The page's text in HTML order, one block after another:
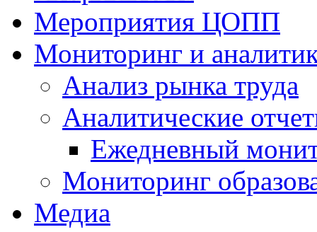
Мероприятия ЦОПП
Мониторинг и
Анализ рынка труда
Аналитические
Ежедневный
Мониторинг
Медиа